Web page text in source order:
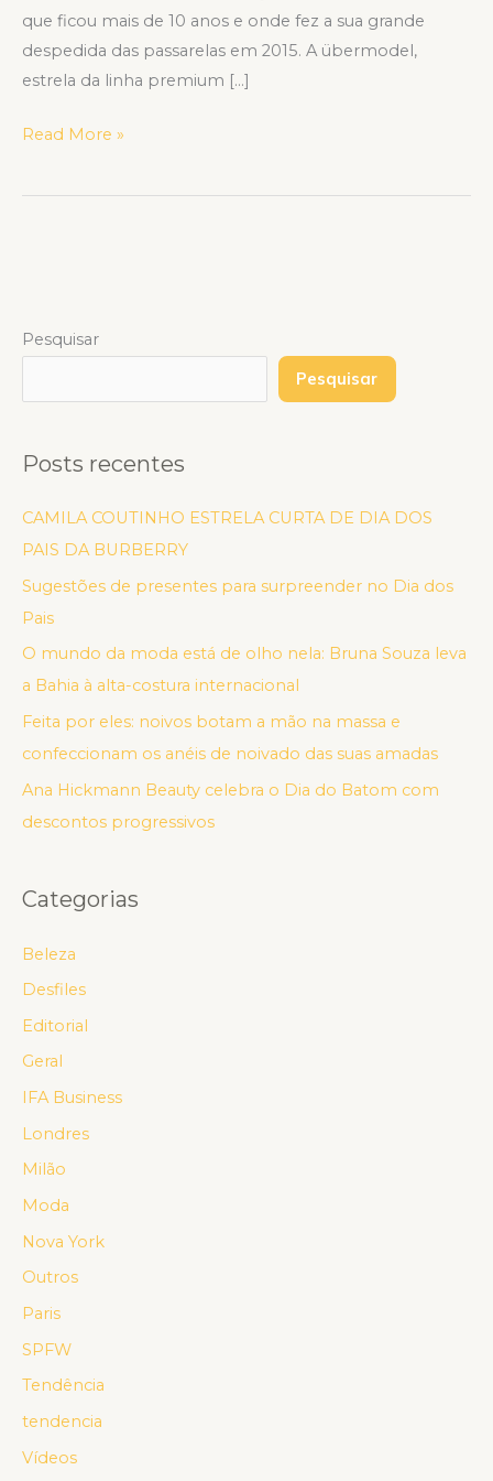
que ficou mais de 10 anos e onde fez a sua grande
despedida das passarelas em 2015. A übermodel,
estrela da linha premium […]
Read More »
Pesquisar
Pesquisar
Posts recentes
CAMILA COUTINHO ESTRELA CURTA DE DIA DOS
PAIS DA BURBERRY
Sugestões de presentes para surpreender no Dia dos
Pais
O mundo da moda está de olho nela: Bruna Souza leva
a Bahia à alta-costura internacional
Feita por eles: noivos botam a mão na massa e
confeccionam os anéis de noivado das suas amadas
Ana Hickmann Beauty celebra o Dia do Batom com
descontos progressivos
Categorias
Beleza
Desfiles
Editorial
Geral
IFA Business
Londres
Milão
Moda
Nova York
Outros
Paris
SPFW
Tendência
tendencia
Vídeos